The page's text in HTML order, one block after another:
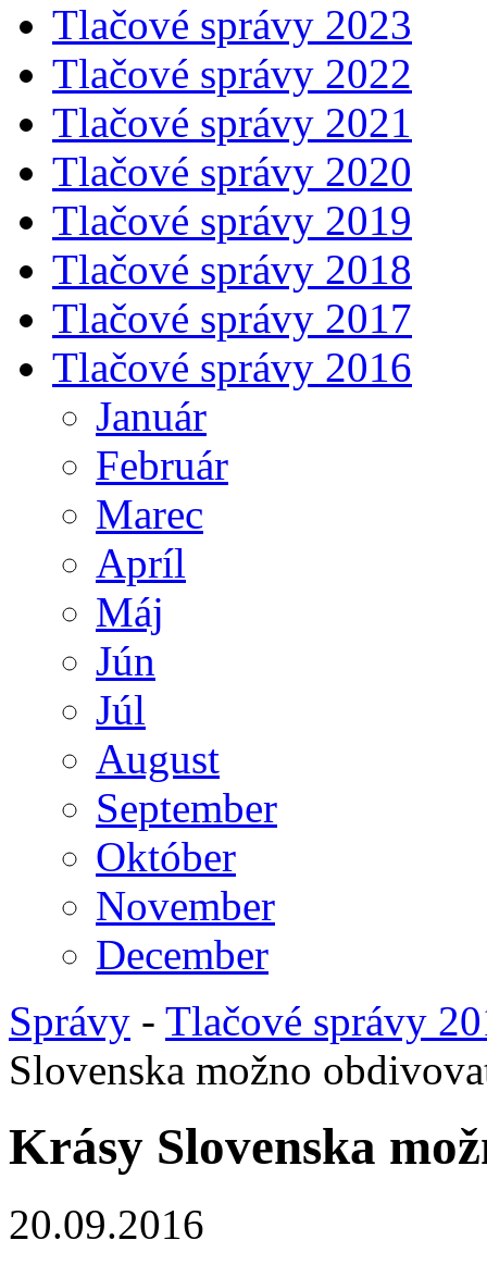
Tlačové správy 2023
Tlačové správy 2022
Tlačové správy 2021
Tlačové správy 2020
Tlačové správy 2019
Tlačové správy 2018
Tlačové správy 2017
Tlačové správy 2016
Január
Február
Marec
Apríl
Máj
Jún
Júl
August
September
Október
November
December
Správy - Tlačové správy
Slovenska možno
Krásy Slovenska
20.09.2016